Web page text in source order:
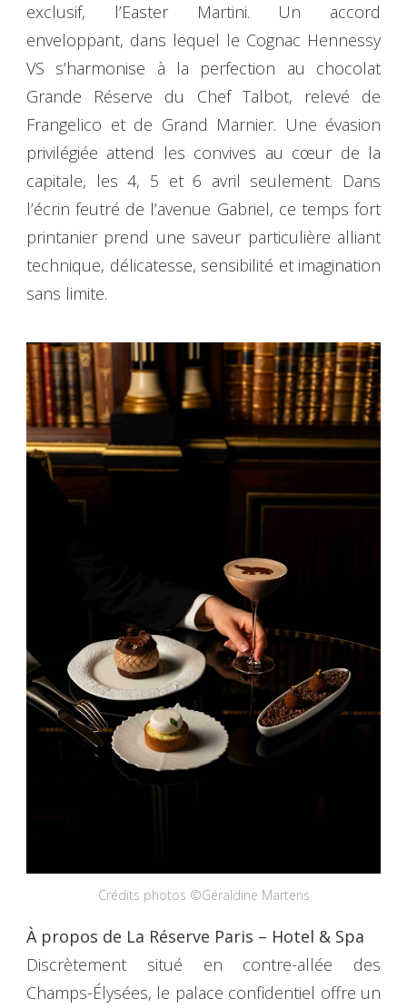
exclusif, l’Easter Martini. Un accord
enveloppant, dans lequel le Cognac Hennessy
VS s’harmonise à la perfection au chocolat
Grande Réserve du Chef Talbot, relevé de
Frangelico et de Grand Marnier. Une évasion
privilégiée attend les convives au cœur de la
capitale, les 4, 5 et 6 avril seulement. Dans
l’écrin feutré de l’avenue Gabriel, ce temps fort
printanier prend une saveur particulière alliant
technique, délicatesse, sensibilité et imagination
sans limite.
Crédits photos ©Géraldine Martens
À propos de La Réserve Paris – Hotel & Spa
Discrètement situé en contre-allée des
Champs-Élysées, le palace confidentiel offre un